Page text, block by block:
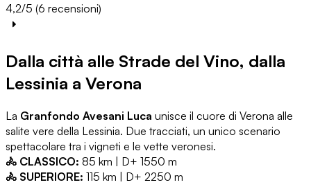
4,2/5 (6 recensioni)
Dalla città alle Strade del Vino, dalla
Lessinia a Verona
La Granfondo Avesani Luca unisce il cuore di Verona alle
salite vere della Lessinia. Due tracciati, un unico scenario
spettacolare tra i vigneti e le vette veronesi.
🚴 CLASSICO: 85 km | D+ 1550 m
🚴 SUPERIORE: 115 km | D+ 2250 m